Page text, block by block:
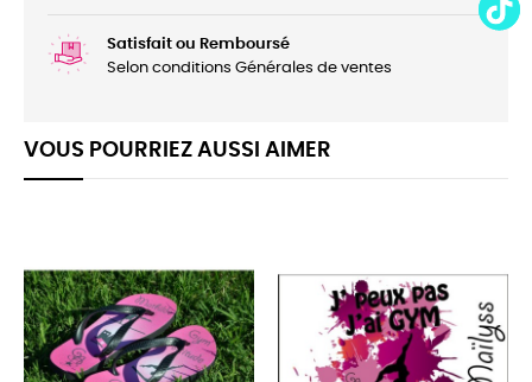
Satisfait ou Remboursé
Selon conditions Générales de ventes
VOUS POURRIEZ AUSSI AIMER